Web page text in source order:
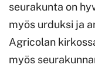
seurakunta on
myös urduksi ja
Agricolan
myös